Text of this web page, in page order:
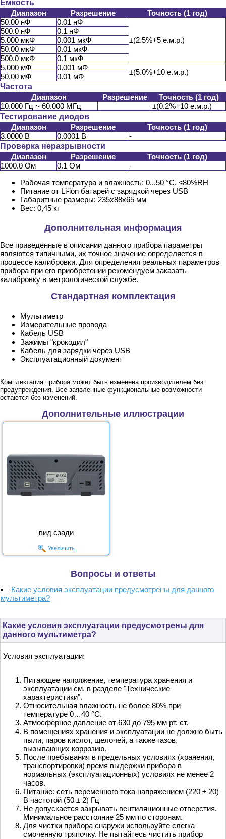
Ёмкость
Диапазон
Разрешение
Точность (1 год)
50.00 нФ
0.01 нФ
±(2.5%+5 е.м.р.)
500.0 нФ
0.1 нФ
5.000 мкФ
0.001 мкФ
50.00 мкФ
0.01 мкФ
500.0 мкФ
0.1 мкФ
5.000 мФ
0.001 мФ
±(5.0%+10 е.м.р.)
50.00 мФ
0.01 мФ
Частота
Диапазон
Разрешение
Точность (1 год)
10.000 Гц ~ 60.000 МГц
±(0.2%+10 е.м.р.)
Тестирование диодов
Диапазон
Разрешение
Точность (1 год)
3.0000 В
0.0001 В
-
Проверка неразрывности
Диапазон
Разрешение
Точность (1 год)
1000.0 Ом
0.1 Ом
-
Рабочая температура и влажность: 0...50 °C, ≤80%RH
Питание от Li-ion батарей с зарядкой через USB
Габаритные размеры: 235x88x65 мм
Вес: 0,45 кг
Дополнительная информация
Все приведенные в описании данного прибора параметры
являются типичными, их точное значение определяется в
процессе калибровки. Для определения реальных параметров
прибора при его приобретении рекомендуем заказать
калибровку в метрологической службе.
Стандартная комплектация
Мультиметр
Измерительные провода
Кабель USB
Зажимы "крокодил"
Кабель для зарядки через USB
Эксплуатационный документ
Комплектация прибора может быть изменена производителем без
предупреждения. Все заявленные функциональные возможности
остаются без изменений.
Дополнительные иллюстрации
вид сзади
Увеличить
Вопросы и ответы
Какие условия эксплуатации предусмотрены для данного
мультиметра?
Какие условия эксплуатации предусмотрены для
данного мультиметра?
Условия эксплуатации:
Питающее напряжение, температура хранения и
эксплуатации см. в разделе "Технические
характеристики".
Относительная влажность не более 80% при
температуре 0…40 °С.
Атмосферное давление от 630 до 795 мм рт. ст.
В помещениях хранения и эксплуатации не должно быть
пыли, паров кислот, щелочей, а также газов,
вызывающих коррозию.
После пребывания в предельных условиях (хранения,
транспортировки) время выдержки прибора в
нормальных (эксплуатационных) условиях не менее 2
часов.
Питание: сеть переменного тока напряжением (220 ± 20)
В частотой (50 ± 2) Гц
Не допускается закрывать вентиляционные отверстия.
Минимальное расстояние 25 мм по сторонам.
Для чистки прибора снаружи используйте слегка
смоченную тряпочку. Не пытайтесь чистить прибор